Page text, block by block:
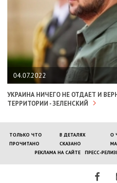
04.07.2022
УКРАИНА НИЧЕГО НЕ ОТДАЕТ И
ТЕРРИТОРИИ - ЗЕЛЕНСКИЙ
ТОЛЬКО ЧТО В ДЕТАЛЯХ О
ПРОЧИТАНО
СКАЗАНО
РЕКЛАМА НА САЙТЕ
ПРЕСС-